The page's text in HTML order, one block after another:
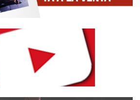
la marcha según las preguntas
los policías; es decir, la realidad
distintas aristas de la verdad,
intelectual que ha de seguir el
con lo que narra la joven, es el